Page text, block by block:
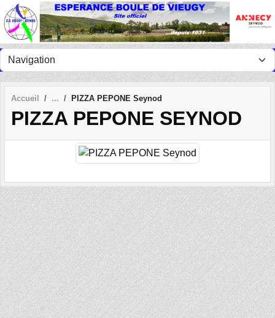
Accueil PIZZA PEPONE Seynod
PIZZA PEPONE SEYNOD
Panneau de gestion des cookies